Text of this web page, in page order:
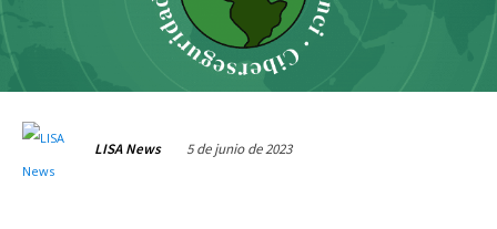
LISA News 5 de junio de 2023